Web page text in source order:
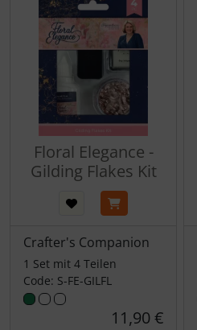
Floral Elegance -
Gilding Flakes Kit
Crafter's Companion
1 Set mit 4 Teilen
Code: S-FE-GILFL
11,90 €